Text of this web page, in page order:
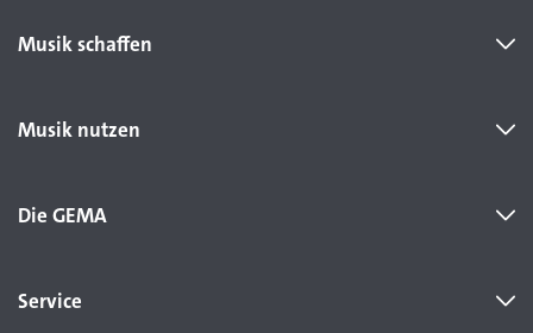
Musik schaffen
Musik nutzen
Die GEMA
Service